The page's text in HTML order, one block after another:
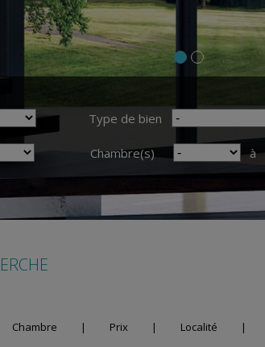
Type de bien
Chambre(s) à
Chambre | Prix | Localité |